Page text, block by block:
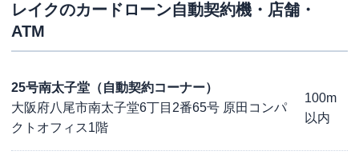
レイクのカードローン自動契約機・店舗・
ATM
25号南太子堂（自動契約コーナー）
大阪府八尾市南太子堂6丁目2番65号 原田コンパ
クトオフィス1階
100m
以内